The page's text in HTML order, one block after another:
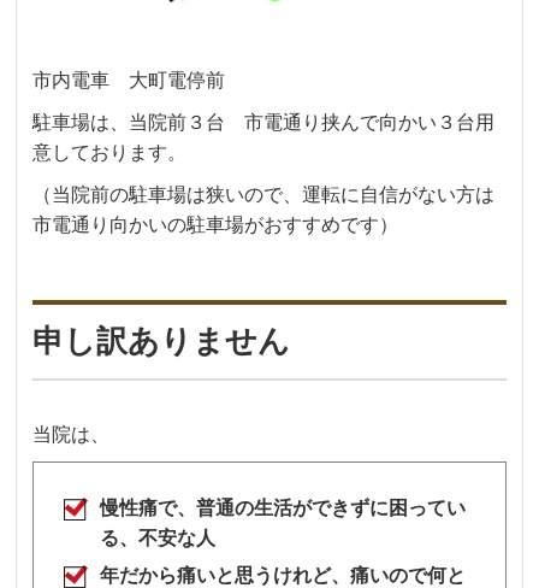
市内電車 大町電停前
駐車場は、当院前３台 市電通り挟んで向かい３台用
意しております。
（当院前の駐車場は狭いので、運転に自信がない方は
市電通り向かいの駐車場がおすすめです）
申し訳ありません
当院は、
慢性痛で、普通の生活ができずに困ってい
る、不安な人
年だから痛いと思うけれど、痛いので何と